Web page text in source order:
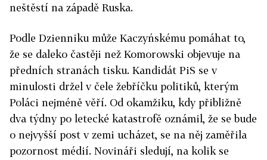
neštěstí na západě Ruska.
Podle Dzienniku může Kaczyńskému pomáhat to,
že se daleko častěji než Komorowski objevuje na
předních stranách tisku. Kandidát PiS se v
minulosti držel v čele žebříčku politiků, kterým
Poláci nejméně věří. Od okamžiku, kdy přibližně
dva týdny po letecké katastrofě oznámil, že se bude
o nejvyšší post v zemi ucházet, se na něj zaměřila
pozornost médií. Novináři sledují, na kolik se